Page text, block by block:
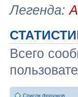
Легенда:
Всего
Список форумов